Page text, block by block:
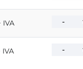
IVA
IVA